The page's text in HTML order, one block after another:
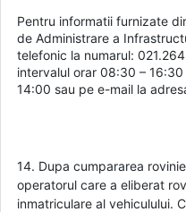
Pentru informatii furnizate
de Administrare a
telefonic la numarul:
intervalul orar 08:30 –
14:00 sau pe e-mail la
14. Dupa cumpararea
operatorul care a eliberat
inmatriculare al vehiculului.